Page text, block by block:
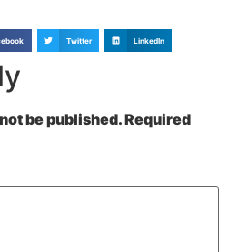
Twitter LinkedIn
be published.Required